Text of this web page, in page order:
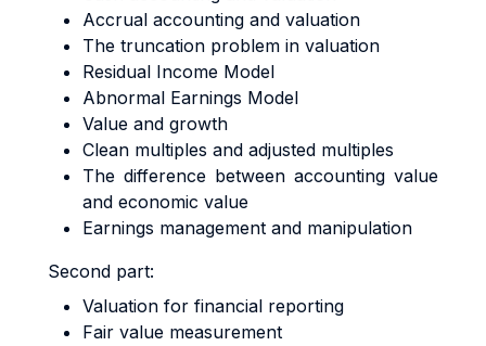
Accrual accounting and valuation
The truncation problem in valuation
Residual Income Model
Abnormal Earnings Model
Value and growth
Clean multiples and adjusted multiples
The difference between accounting value
and economic value
Earnings management and manipulation
Second part:
Valuation for financial reporting
Fair value measurement